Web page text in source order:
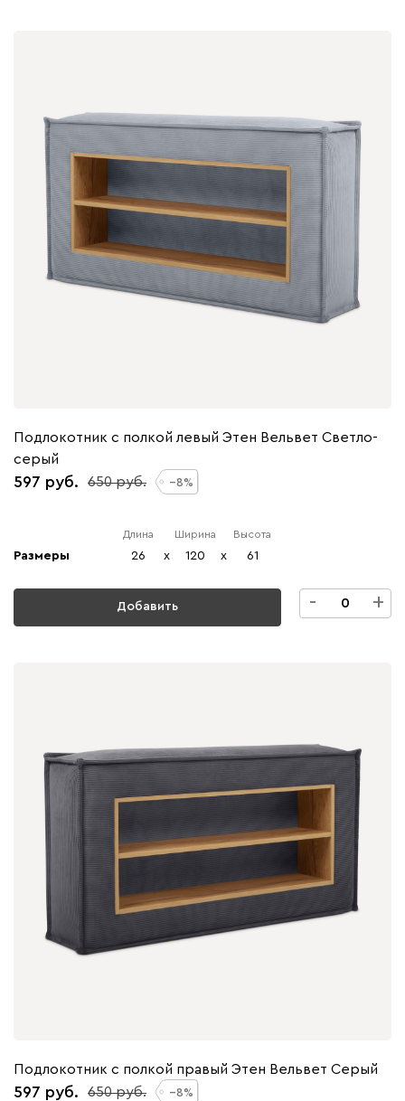
Подлокотник с полкой левый Этен Вельвет Светло-
серый
597 650 8
Размеры
Длина
26 x
Ширина
120 x
Высота
61
Добавить - +
Подлокотник с полкой правый Этен Вельвет Серый
597 650 8